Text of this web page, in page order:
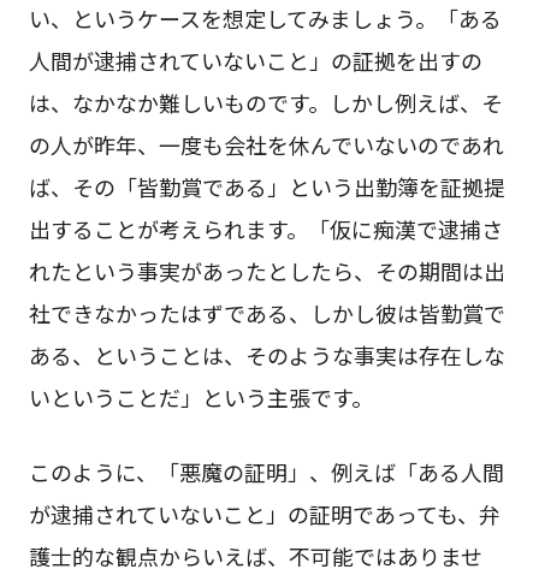
い、というケースを想定してみましょう。「ある
人間が逮捕されていないこと」の証拠を出すの
は、なかなか難しいものです。しかし例えば、そ
の人が昨年、一度も会社を休んでいないのであれ
ば、その「皆勤賞である」という出勤簿を証拠提
出することが考えられます。「仮に痴漢で逮捕さ
れたという事実があったとしたら、その期間は出
社できなかったはずである、しかし彼は皆勤賞で
ある、ということは、そのような事実は存在しな
いということだ」という主張です。
このように、「悪魔の証明」、例えば「ある人間
が逮捕されていないこと」の証明であっても、弁
護士的な観点からいえば、不可能ではありませ